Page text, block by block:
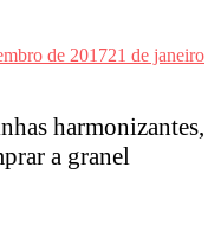
de 201721 de janeiro
harmonizantes,
a granel